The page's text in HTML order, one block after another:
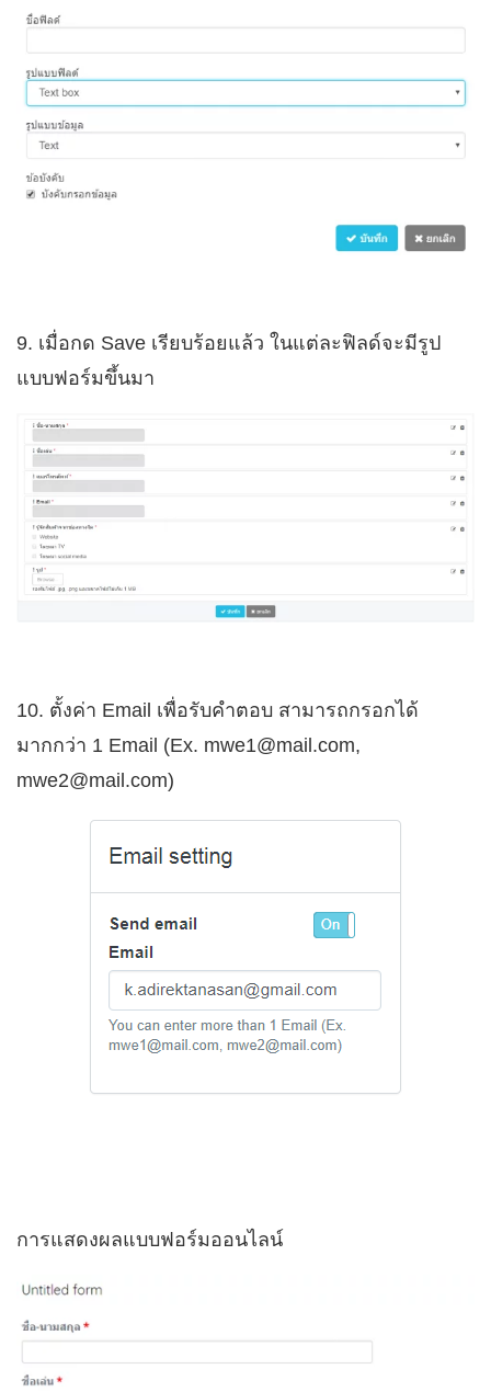
9. เมื่อกด Save เรียบร้อยแล้ว ในแต่ละฟิลด์จะมีรูป
แบบฟอร์มขึ้นมา
10. ตั้งค่า Email เพื่อรับคำตอบ สามารถกรอกได้
มากกว่า 1 Email (Ex. mwe1@mail.com,
mwe2@mail.com)
การแสดงผลแบบฟอร์มออนไลน์